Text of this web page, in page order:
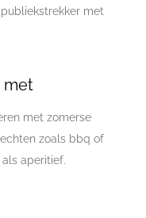
met
met
met zomerse
zoals bbq of
aperitief.